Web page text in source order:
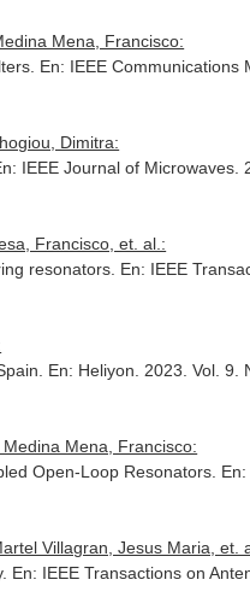
Mena, Francisco:
En: IEEE Communications
Dimitra:
IEEE Journal of Microwaves
Francisco, et. al.:
resonators. En: IEEE
En: Heliyon . 2023. Vol. 9.
Mena, Francisco:
Open-Loop Resonators.
Villagran, Jesus Maria, et.
En: IEEE Transactions on